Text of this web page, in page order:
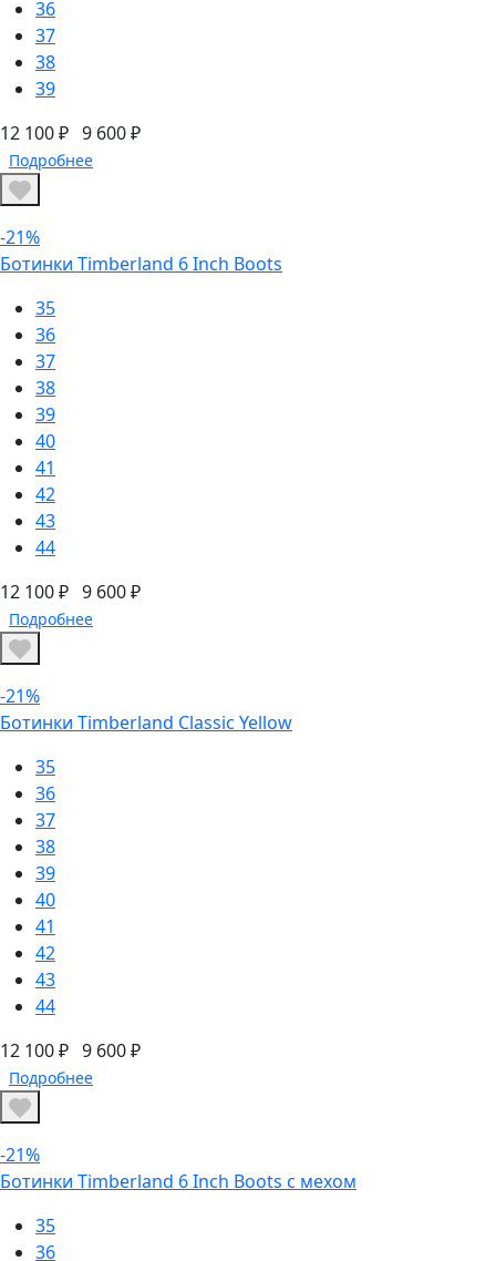
36
37
38
39
12 100 ₽ 9 600 ₽
Подробнее
-21%
Ботинки Timberland 6 Inch Boots
35
36
37
38
39
40
41
42
43
44
12 100 ₽ 9 600 ₽
Подробнее
-21%
Ботинки Timberland Classic Yellow
35
36
37
38
39
40
41
42
43
44
12 100 ₽ 9 600 ₽
Подробнее
-21%
Ботинки Timberland 6 Inch Boots с мехом
35
36